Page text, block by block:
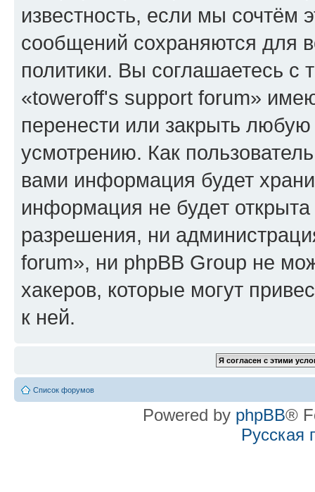
известность, если мы сочтём
сообщений сохраняются для
политики. Вы соглашаетесь
«toweroff's support forum»
перенести или закрыть
усмотрению. Как
вами информация будет
информация не будет
разрешения, ни
forum», ни phpBB Group не
хакеров, которые могут
к ней.
Список форумов
Powered by phpBB®
Русская